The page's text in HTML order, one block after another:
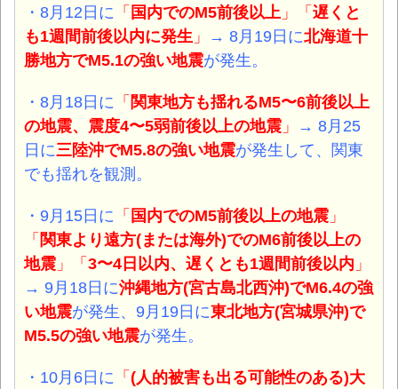
・8月12日に 「 国内でのM5前後以上 」「 遅くと
も1週間前後以内に発生 」 → 8月19日に北海道十
勝地方でM5.1の強い地震が発生。
・8月18日に 「 関東地方も揺れるM5〜6前後以上
の地震、震度4〜5弱前後以上の地震 」
→ 8月25
日に三陸沖でM5.8の強い地震が発生して、関東
でも揺れを観測。
・9月15日に 「 国内でのM5前後以上の地震 」
「 関東より遠方(または海外)でのM6前後以上の
地震 」「 3〜4日以内、遅くとも1週間前後以内 」
→ 9月18日に沖縄地方(宮古島北西沖)でM6.4の強
い地震が発生、9月19日に東北地方(宮城県沖)で
M5.5の強い地震が発生。
・10月6日に 「 (人的被害も出る可能性のある)大